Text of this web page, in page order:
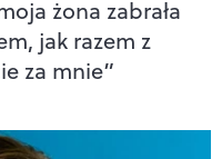
żona zabrała
jak razem z
za mnie”